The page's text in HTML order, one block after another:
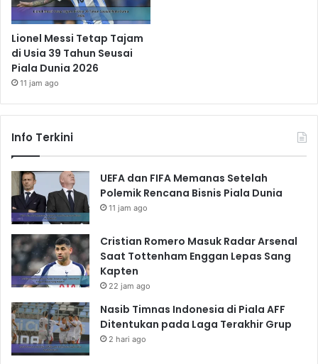
Lionel Messi Tetap Tajam
di Usia 39 Tahun Seusai
Piala Dunia 2026
11 jam ago
Info Terkini
UEFA dan FIFA Memanas Setelah
Polemik Rencana Bisnis Piala Dunia
11 jam ago
Cristian Romero Masuk Radar Arsenal
Saat Tottenham Enggan Lepas Sang
Kapten
22 jam ago
Nasib Timnas Indonesia di Piala AFF
Ditentukan pada Laga Terakhir Grup
2 hari ago